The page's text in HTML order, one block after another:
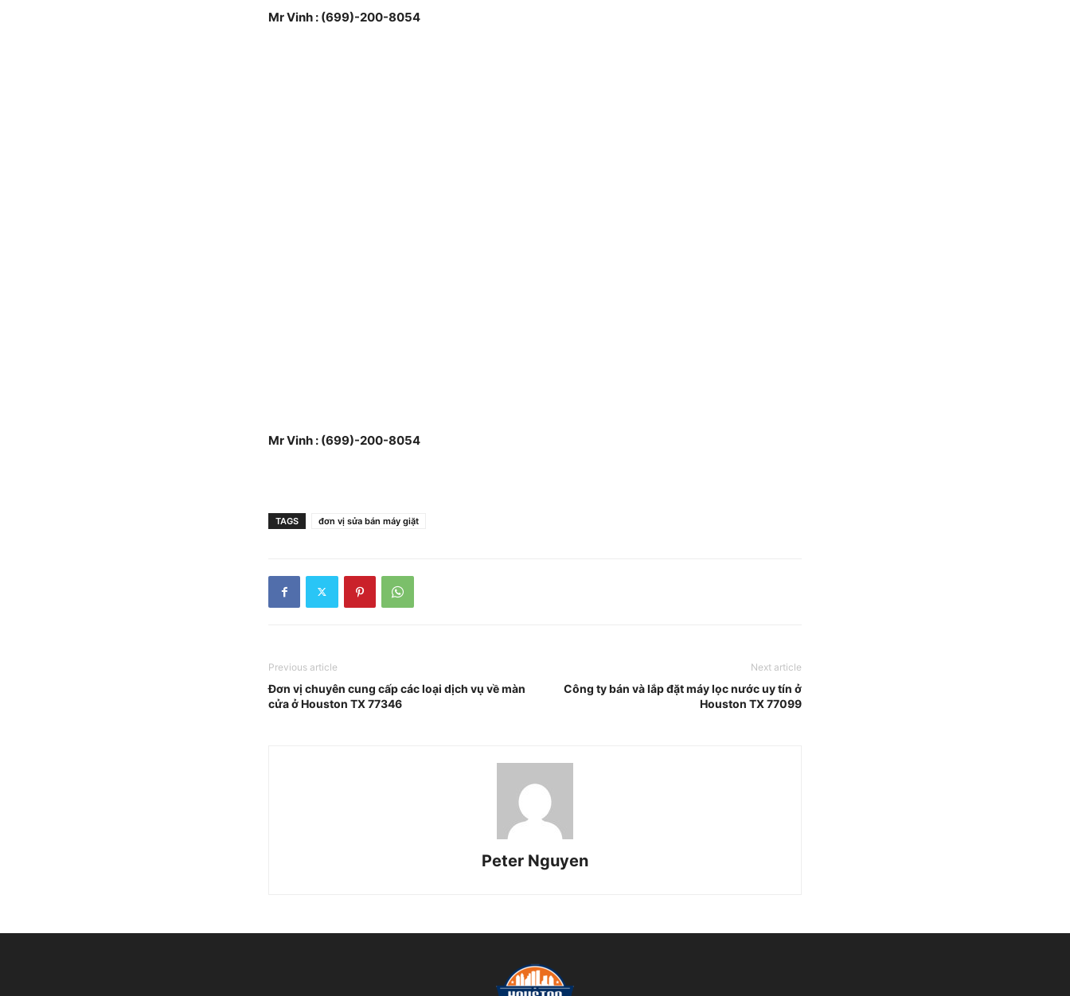
Mr Vinh : (699)-200-8054
Mr Vinh : (699)-200-8054
TAGS đơn vị sửa bán máy giặt
Previous article
Đơn vị chuyên cung cấp các loại dịch vụ về màn
cửa ở Houston TX 77346
Next article
Công ty bán và lắp đặt máy lọc nước uy tín ở
Houston TX 77099
Peter Nguyen